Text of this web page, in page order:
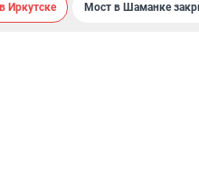
Иркутске Мост в Шаманке